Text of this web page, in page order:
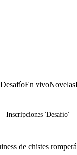
DesafíoEn vivoNovelas
Inscripciones 'Desafío'
de chistes